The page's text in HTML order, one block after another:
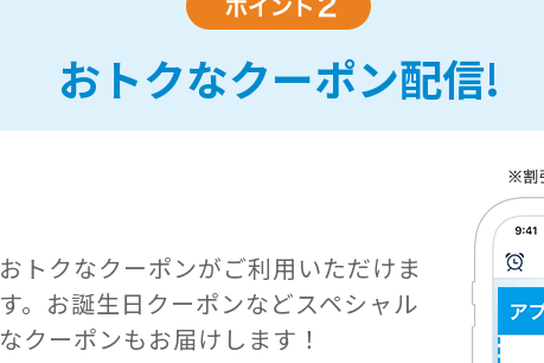
おトクなクーポン配信!
おトクなクーポンがご利用いただけま
す。お誕生日クーポンなどスペシャル
なクーポンもお届けします！